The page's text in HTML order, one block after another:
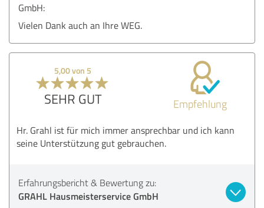
GmbH:
Vielen Dank auch an Ihre WEG.
5,00 von 5
SEHR GUT Empfehlung
Hr. Grahl ist für mich immer ansprechbar und ich kann
seine Unterstützung gut gebrauchen.
Erfahrungsbericht & Bewertung zu:
GRAHL Hausmeisterservice GmbH